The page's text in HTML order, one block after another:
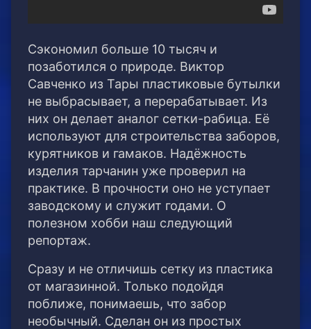
Сэкономил больше 10 тысяч и
позаботился о природе. Виктор
Савченко из Тары пластиковые бутылки
не выбрасывает, а перерабатывает. Из
них он делает аналог сетки-рабица. Её
используют для строительства заборов,
курятников и гамаков. Надёжность
изделия тарчанин уже проверил на
практике. В прочности оно не уступает
заводскому и служит годами. О
полезном хобби наш следующий
репортаж.
Сразу и не отличишь сетку из пластика
от магазинной. Только подойдя
поближе, понимаешь, что забор
необычный. Сделан он из простых